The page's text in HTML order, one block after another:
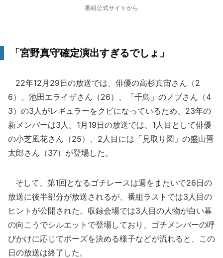
番組公式サイトから
「宮野真守確定演出すぎるでしょ」
22年12月29日の放送では、俳優の高杉真宙さん（2
6）、池田エライザさん（26）、「千鳥」のノブさん（4
3）の3人がレギュラーをクビになっているため、23年の
新メンバーは3人。1月19日の放送では、1人目として俳優
の小芝風花さん（25）、2人目には「見取り図」の盛山晋
太郎さん（37）が登場した。
そして、第1回となるゴチレースは週をまたいで26日の
放送に後半部分が放送されるが、番組ラストでは3人目の
ヒントが公開された。収録会場では3人目の人物が白い幕
の向こうでシルエットで登場しており、ゴチメンバーの呼
びかけに応じてポーズを決める様子などが流れると、この
日の放送は終了した。